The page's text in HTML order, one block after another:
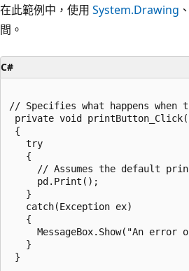
在此範例中，使用 System.Drawing 、
間。
C#
// Specifies what happens
private void
{
   try
   {
// Assumes the default
     pd.Print();
   }
   catch(Exception ex)
   {
MessageBox.Show("An error
   }
}